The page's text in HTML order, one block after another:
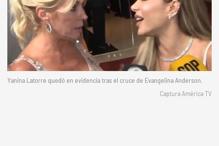
Yanina Latorre quedó en evidencia tras el cruce de Evangelina Anderson.
Captura América TV